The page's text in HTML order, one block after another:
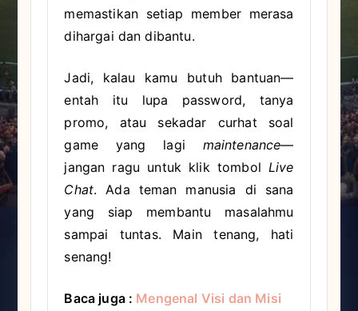
memastikan setiap member merasa
dihargai dan dibantu.
Jadi, kalau kamu butuh bantuan—
entah itu lupa password, tanya
promo, atau sekadar curhat soal
game yang lagi maintenance—
jangan ragu untuk klik tombol Live
Chat. Ada teman manusia di sana
yang siap membantu masalahmu
sampai tuntas. Main tenang, hati
senang!
Baca juga : Mengenal Visi dan Misi